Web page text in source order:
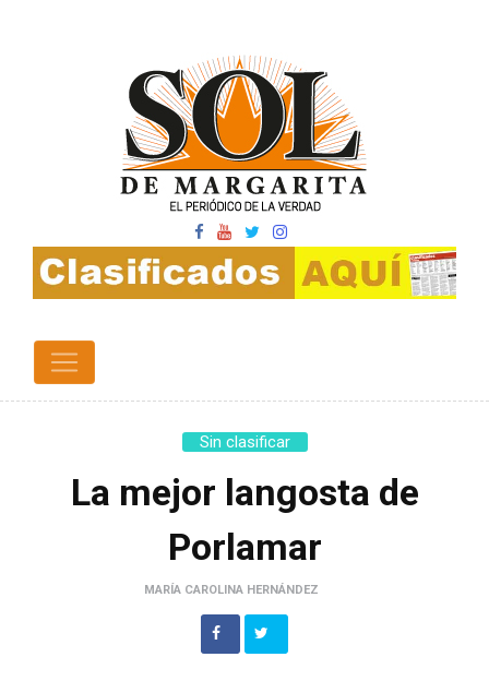
Sin clasificar
La mejor langosta de
Porlamar
MARÍA CAROLINA HERNÁNDEZ